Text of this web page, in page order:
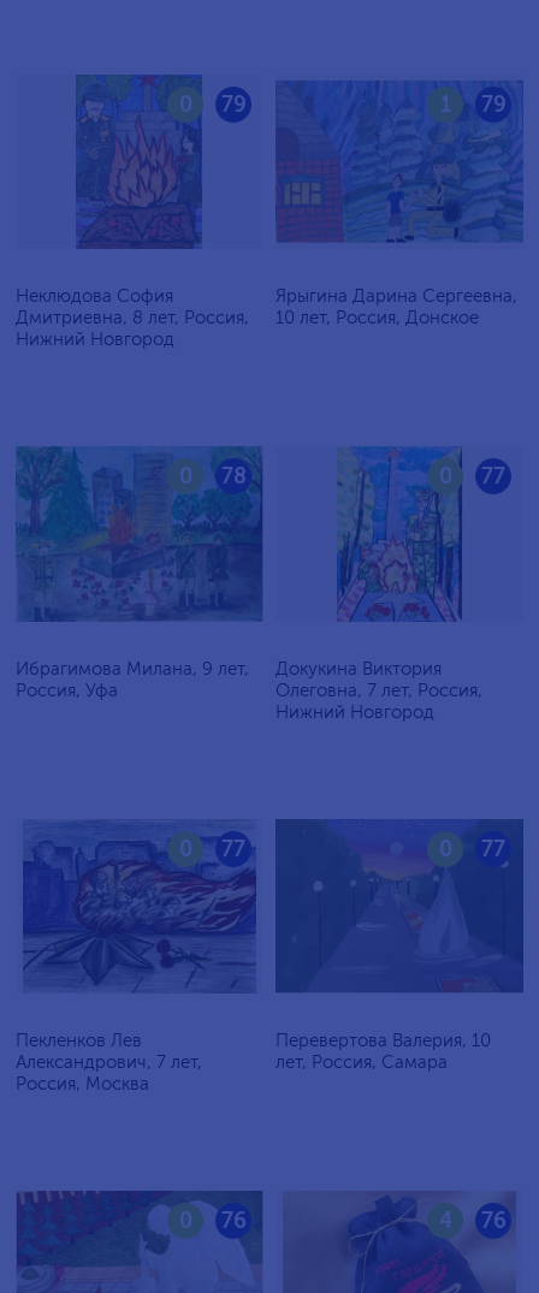
79
0
Неклюдова София
Дмитриевна, 8 лет, Россия,
Нижний Новгород
79
1
Ярыгина Дарина Сергеевна,
10 лет, Россия, Донское
78
0
Ибрагимова Милана, 9 лет,
Россия, Уфа
77
0
Докукина Виктория
Олеговна, 7 лет, Россия,
Нижний Новгород
77
0
Пекленков Лев
Александрович, 7 лет,
Россия, Москва
77
0
Перевертова Валерия, 10
лет, Россия, Самара
76
0 76
4